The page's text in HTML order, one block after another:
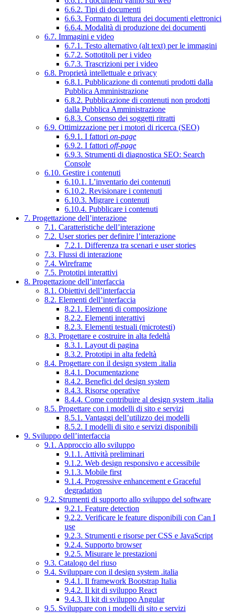
6.6.2. Tipi di documenti
6.6.3. Formato di lettura dei documenti elettronici
6.6.4. Modalità di produzione dei documenti
6.7. Immagini e video
6.7.1. Testo alternativo (alt text) per le immagini
6.7.2. Sottotitoli per i video
6.7.3. Trascrizioni per i video
6.8. Proprietà intellettuale e privacy
6.8.1. Pubblicazione di contenuti prodotti dalla
Pubblica Amministrazione
6.8.2. Pubblicazione di contenuti non prodotti
dalla Pubblica Amministrazione
6.8.3. Consenso dei soggetti ritratti
6.9. Ottimizzazione per i motori di ricerca (SEO)
6.9.1. I fattori on-page
6.9.2. I fattori off-page
6.9.3. Strumenti di diagnostica SEO: Search
Console
6.10. Gestire i contenuti
6.10.1. L’inventario dei contenuti
6.10.2. Revisionare i contenuti
6.10.3. Migrare i contenuti
6.10.4. Pubblicare i contenuti
7. Progettazione dell’interazione
7.1. Caratteristiche dell’interazione
7.2. User stories per definire l’interazione
7.2.1. Differenza tra scenari e user stories
7.3. Flussi di interazione
7.4. Wireframe
7.5. Prototipi interattivi
8. Progettazione dell’interfaccia
8.1. Obiettivi dell’interfaccia
8.2. Elementi dell’interfaccia
8.2.1. Elementi di composizione
8.2.2. Elementi interattivi
8.2.3. Elementi testuali (microtesti)
8.3. Progettare e costruire in alta fedeltà
8.3.1. Layout di pagina
8.3.2. Prototipi in alta fedeltà
8.4. Progettare con il design system .italia
8.4.1. Documentazione
8.4.2. Benefici del design system
8.4.3. Risorse operative
8.4.4. Come contribuire al design system .italia
8.5. Progettare con i modelli di sito e servizi
8.5.1. Vantaggi dell’utilizzo dei modelli
8.5.2. I modelli di sito e servizi disponibili
9. Sviluppo dell’interfaccia
9.1. Approccio allo sviluppo
9.1.1. Attività preliminari
9.1.2. Web design responsivo e accessibile
9.1.3. Mobile first
9.1.4. Progressive enhancement e Graceful
degradation
9.2. Strumenti di supporto allo sviluppo del software
9.2.1. Feature detection
9.2.2. Verificare le feature disponibili con Can I
use
9.2.3. Strumenti e risorse per CSS e JavaScript
9.2.4. Supporto browser
9.2.5. Misurare le prestazioni
9.3. Catalogo del riuso
9.4. Sviluppare con il design system .italia
9.4.1. Il framework Bootstrap Italia
9.4.2. Il kit di sviluppo React
9.4.3. Il kit di sviluppo Angular
9.5. Sviluppare con i modelli di sito e servizi